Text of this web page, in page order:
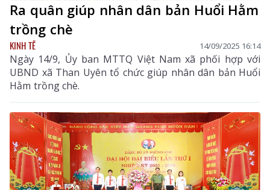
Ra quân giúp nhân dân bản Huổi Hằm
trồng chè
KINH TẾ 14/09/2025 16:14
Ngày 14/9, Ủy ban MTTQ Việt Nam xã phối hợp với
UBND xã Than Uyên tổ chức giúp nhân dân bản Huổi
Hằm trồng chè.